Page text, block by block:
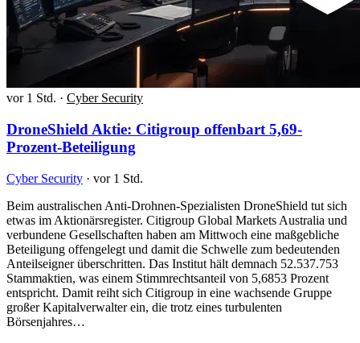
vor 1 Std. · Cyber Security
DroneShield Aktie: Citigroup offenbart 5,69-
Prozent-Beteiligung
Cyber Security · vor 1 Std.
Beim australischen Anti-Drohnen-Spezialisten DroneShield tut sich
etwas im Aktionärsregister. Citigroup Global Markets Australia und
verbundene Gesellschaften haben am Mittwoch eine maßgebliche
Beteiligung offengelegt und damit die Schwelle zum bedeutenden
Anteilseigner überschritten. Das Institut hält demnach 52.537.753
Stammaktien, was einem Stimmrechtsanteil von 5,6853 Prozent
entspricht. Damit reiht sich Citigroup in eine wachsende Gruppe
großer Kapitalverwalter ein, die trotz eines turbulenten
Börsenjahres…